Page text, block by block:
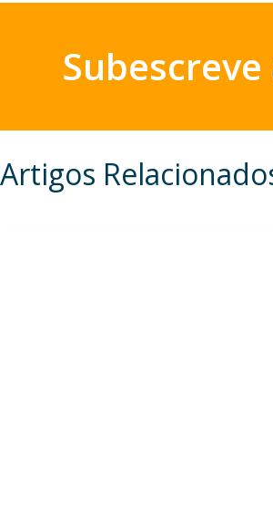
Artigos